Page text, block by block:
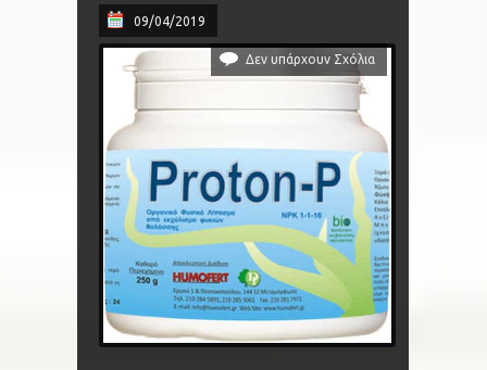
09/04/2019
Δεν υπάρχουν Σχόλια